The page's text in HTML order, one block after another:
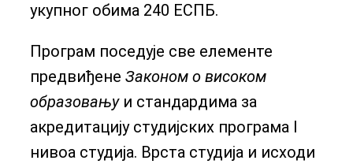
укупног обима 240 ЕСПБ.
Програм поседује све елементе
предвиђене Законом о високом
образовањуи стандардима за
акредитацију студијских програма I
нивоа студија. Врста студија и исходи